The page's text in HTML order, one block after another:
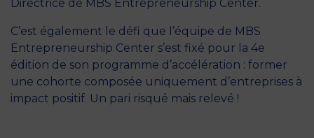
Directrice de MBS Entrepreneurship Center.
C’est également le défi que l’équipe de MBS
Entrepreneurship Center s’est fixé pour la 4e
édition de son programme d’accélération : former
une cohorte composée uniquement d’entreprises à
impact positif. Un pari risqué mais relevé !